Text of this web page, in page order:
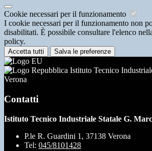
Cookie necessari per il funzionamento
I cookie necessari per il funzionamento non
disabilitati. È possibile consultare l'elenco
policy.
Accetta tutti Salva le preferenze
Istituto Tecnico
Verona
Contatti
Istituto Tecnico Industriale Statale G.
P.le R. Guardini 1, 37138 Verona
Tel: 045/8101428